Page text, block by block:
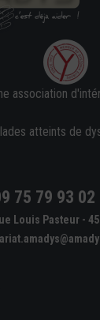
association
atteints de
75 79 93 02
Louis Pasteur -